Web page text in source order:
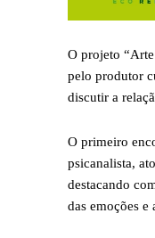
O projeto
pelo produtor
discutir a
O primeiro
psicanalista,
destacando
das emoções e